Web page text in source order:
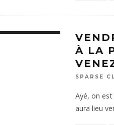
À LA
SPARSE
Ayé, on
aura lieu